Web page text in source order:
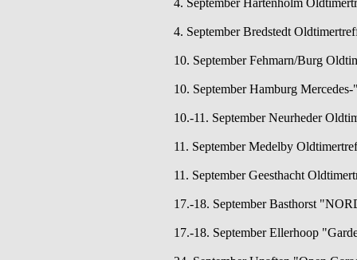
4. September Hartenholm
4. September Bredstedt
10. September Fehmarn/Burg
10. September Hamburg
10.-11. September Neurheder
11. September Medelby
11. September Geesthacht
17.-18. September Basthorst
17.-18. September Ellerhoop